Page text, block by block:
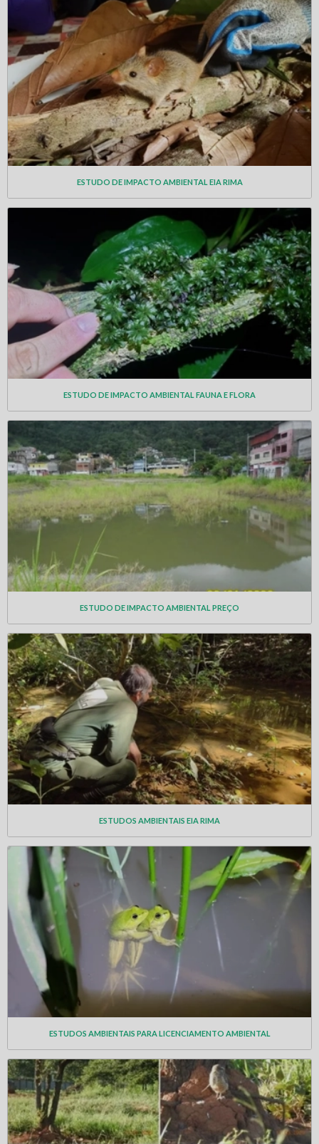
ESTUDO DE IMPACTO AMBIENTAL EIA RIMA
ESTUDO DE IMPACTO AMBIENTAL FAUNA E FLORA
ESTUDO DE IMPACTO AMBIENTAL PREÇO
ESTUDOS AMBIENTAIS EIA RIMA
ESTUDOS AMBIENTAIS PARA LICENCIAMENTO AMBIENTAL